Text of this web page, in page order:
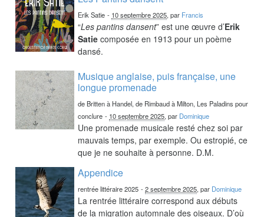
Erik Satie - 10 septembre 2025, par Francis
“Les pantins dansent” est une œuvre d’Erik
Satie composée en 1913 pour un poème
dansé.
Musique anglaise, puis française, une
longue promenade
de Britten à Handel, de Rimbaud à Milton, Les Paladins pour
conclure - 10 septembre 2025, par Dominique
Une promenade musicale resté chez soi par
mauvais temps, par exemple. Ou estropié, ce
que je ne souhaite à personne. D.M.
Appendice
rentrée littéraire 2025 -2 septembre 2025, par Dominique
La rentrée littéraire correspond aux débuts
de la migration automnale des oiseaux. D’où